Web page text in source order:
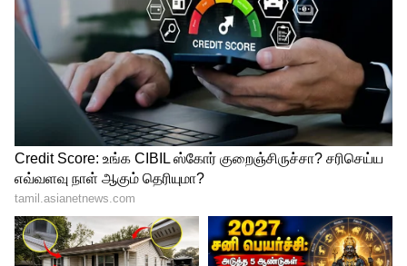
திரும்ப வருதா? உங்க வாழ்க்கை
மாறப்போகுதுன்னு அர்த்தம்!
Astrology : கனவுகளும் பலன்களும்: எந்த
நேரத்தில் காணும் கனவு நிஜமாகும்?
ஜோதிட ரகசியங்கள்!